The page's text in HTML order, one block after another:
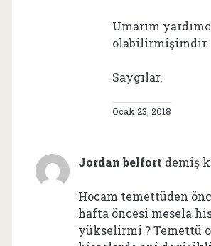
Umarım
olabilirmişimdir.
Saygılar.
Ocak 23, 2018
Jordan belfort demiş
Hocam temettüden
hafta öncesi mesela
yükselirmi ? Temettü